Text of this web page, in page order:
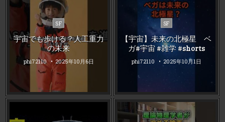
Posted
in
SF
宇宙でも歩ける？人工重力
の未来
phi72110 2025年10月6日
Posted
SF
【宇宙】未来の北極星 ベ
ガ#宇宙 #雑学 #shorts
phi72110 2025年10月1日